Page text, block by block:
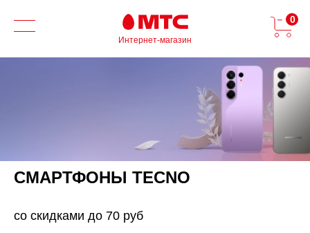
Интернет-магазин
0
СМАРТФОНЫ TECNO
со скидками до 70 руб